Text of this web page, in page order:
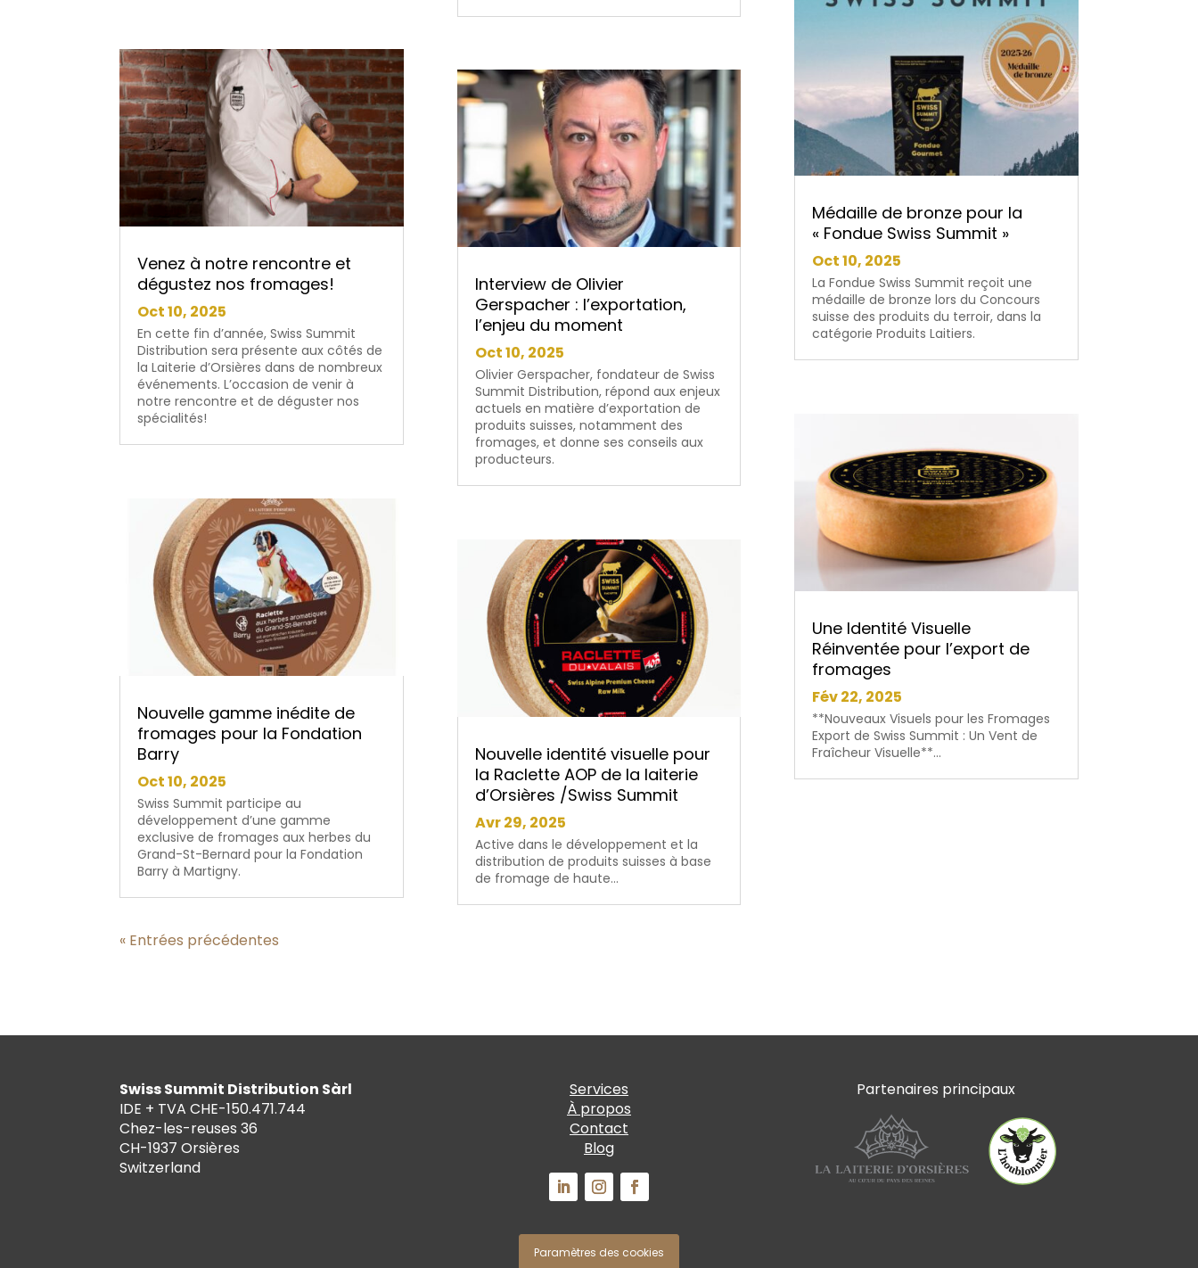
Venez à notre rencontre et
dégustez nos fromages!
Oct 10, 2025
En cette fin d’année, Swiss Summit
Distribution sera présente aux côtés de
la Laiterie d’Orsières dans de nombreux
événements. L’occasion de venir à
notre rencontre et de déguster nos
spécialités!
Nouvelle gamme inédite de
fromages pour la Fondation
Barry
Oct 10, 2025
Swiss Summit participe au
développement d’une gamme
exclusive de fromages aux herbes du
Grand-St-Bernard pour la Fondation
Barry à Martigny.
Interview de Olivier
Gerspacher : l’exportation,
l’enjeu du moment
Oct 10, 2025
Olivier Gerspacher, fondateur de Swiss
Summit Distribution, répond aux enjeux
actuels en matière d’exportation de
produits suisses, notamment des
fromages, et donne ses conseils aux
producteurs.
Nouvelle identité visuelle pour
la Raclette AOP de la laiterie
d’Orsières /Swiss Summit
Avr 29, 2025
Active dans le développement et la
distribution de produits suisses à base
de fromage de haute...
Médaille de bronze pour la
« Fondue Swiss Summit »
Oct 10, 2025
La Fondue Swiss Summit reçoit une
médaille de bronze lors du Concours
suisse des produits du terroir, dans la
catégorie Produits Laitiers.
Une Identité Visuelle
Réinventée pour l’export de
fromages
Fév 22, 2025
**Nouveaux Visuels pour les Fromages
Export de Swiss Summit : Un Vent de
Fraîcheur Visuelle**...
« Entrées précédentes
Swiss Summit Distribution Sàrl
IDE + TVA CHE-150.471.744
Chez-les-reuses 36
CH-1937 Orsières
Switzerland
Services
À propos
Contact
Blog
Paramètres des cookies
Partenaires principaux